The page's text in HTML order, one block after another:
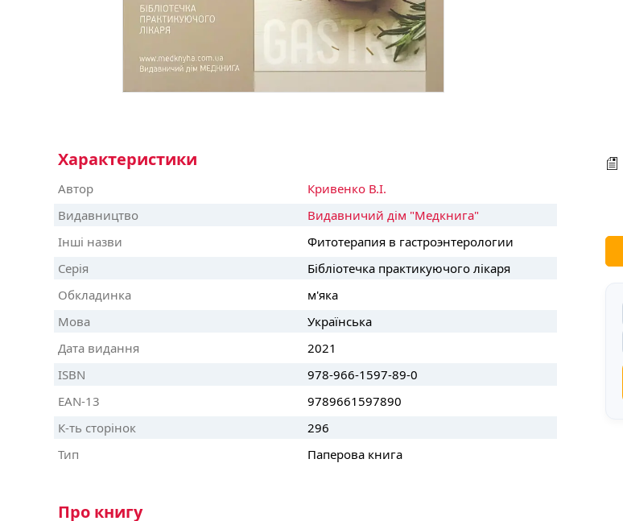
Характеристики
Автор
Кривенко В.І.
Видавництво
Видавничий дім "Медкнига"
Інші назви
Фитотерапия в гастроэнтерологии
Серія
Бібліотечка практикуючого лікаря
Обкладинка
м'яка
Мова
Українська
Дата видання
2021
ISBN
978-966-1597-89-0
EAN-13
9789661597890
К-ть сторінок
296
Тип
Паперова книга
Про книгу